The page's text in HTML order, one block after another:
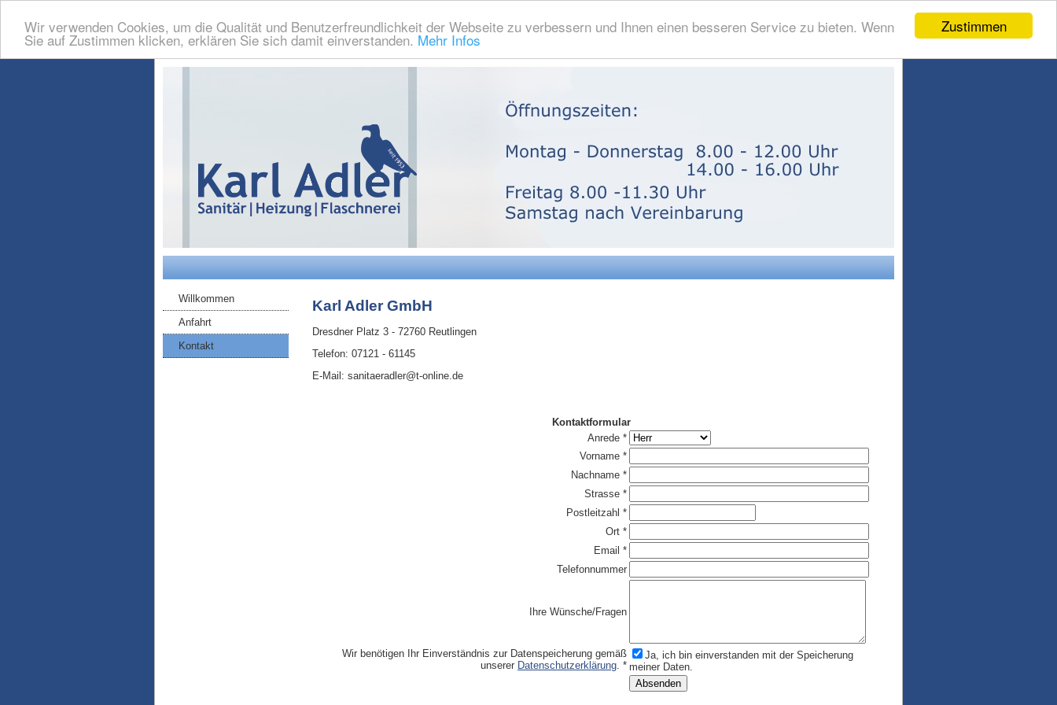
Zustimmen
Wir verwenden Cookies, um die Qualität und Benutzerfreundlichkeit der Webseite zu verbessern und Ihnen einen besseren Service zu bieten. Wenn
Sie auf Zustimmen klicken, erklären Sie sich damit einverstanden. Mehr Infos
Willkommen
Anfahrt
Kontakt
Karl Adler GmbH
Dresdner Platz 3 - 72760 Reutlingen
Telefon: 07121 - 61145
E-Mail: sanitaeradler@t-online.de
Kontaktformular
Anrede *
Vorname *
Nachname *
Strasse *
Postleitzahl *
Ort *
Email *
Telefonnummer
Ihre Wünsche/Fragen
Wir benötigen Ihr Einverständnis zur Datenspeicherung gemäß
unserer Datenschutzerklärung . *
Ja, ich bin einverstanden mit der Speicherung
meiner Daten.